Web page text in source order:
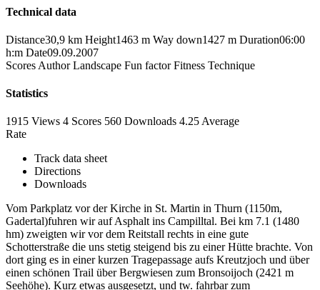
Technical data
Distance30,9 km Height1463 m Way down1427 m Duration06:00
h:m Date09.09.2007
Scores Author Landscape Fun factor Fitness Technique
Statistics
1915 Views 4 Scores 560 Downloads 4.25 Average
Rate
Track data sheet
Directions
Downloads
Vom Parkplatz vor der Kirche in St. Martin in Thurn (1150m,
Gadertal)fuhren wir auf Asphalt ins Campilltal. Bei km 7.1 (1480
hm) zweigten wir vor dem Reitstall rechts in eine gute
Schotterstraße die uns stetig steigend bis zu einer Hütte brachte. Von
dort ging es in einer kurzen Tragepassage aufs Kreutzjoch und über
einen schönen Trail über Bergwiesen zum Bronsoijoch (2421 m
Seehöhe). Kurz etwas ausgesetzt, und tw. fahrbar zum